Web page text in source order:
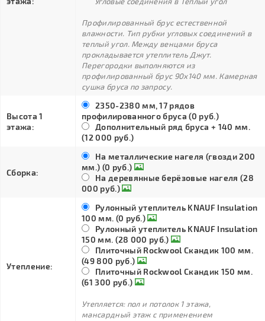
Профилированный брус естественной
влажности. Тип рубки угловых соединений в
теплый угол. Между венцами бруса
прокладывается утеплитель Джут.
Перегородки выполняются из
профилированный брус 90х140 мм. Камерная
сушка бруса по запросу.
Высота 1
этажа:
2350-2380 мм, 17 рядов
профилированного бруса (0 руб.)
Дополнительный ряд бруса + 140 мм.
(12 000 руб.)
Сборка:
На металлические нагеля (гвозди 200
мм.) (0 руб.)
На деревянные берёзовые нагеля (28
000 руб.)
Утепление:
Рулонный утеплитель KNAUF Insulation
100 мм. (0 руб.)
Рулонный утеплитель KNAUF Insulation
150 мм. (28 000 руб.)
Плиточный Rockwool Скандик 100 мм.
(49 800 руб.)
Плиточный Rockwool Скандик 150 мм.
(61 300 руб.)
Утепляется: пол и потолок 1 этажа,
мансардный этаж с применением